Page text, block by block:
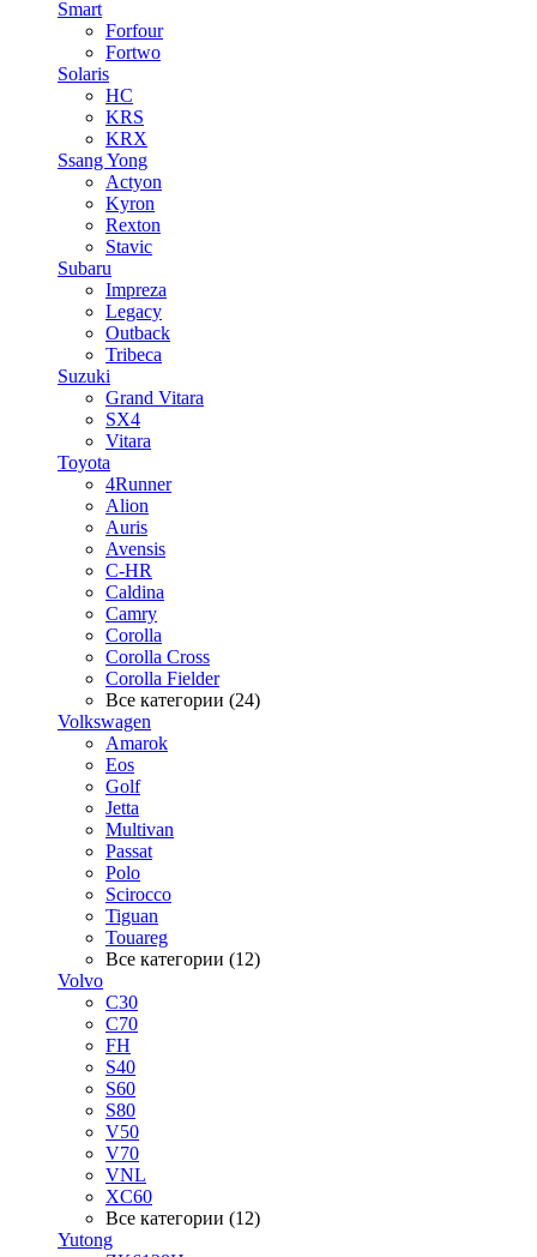
Smart
Forfour
Fortwo
Solaris
HC
KRS
KRX
Ssang Yong
Actyon
Kyron
Rexton
Stavic
Subaru
Impreza
Legacy
Outback
Tribeca
Suzuki
Grand Vitara
SX4
Vitara
Toyota
4Runner
Alion
Auris
Avensis
C-HR
Caldina
Camry
Corolla
Corolla Cross
Corolla Fielder
Все категории (24)
Volkswagen
Amarok
Eos
Golf
Jetta
Multivan
Passat
Polo
Scirocco
Tiguan
Touareg
Все категории (12)
Volvo
C30
C70
FH
S40
S60
S80
V50
V70
VNL
XC60
Все категории (12)
Yutong